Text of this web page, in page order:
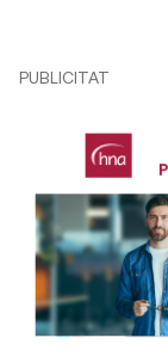
PUBLICITAT